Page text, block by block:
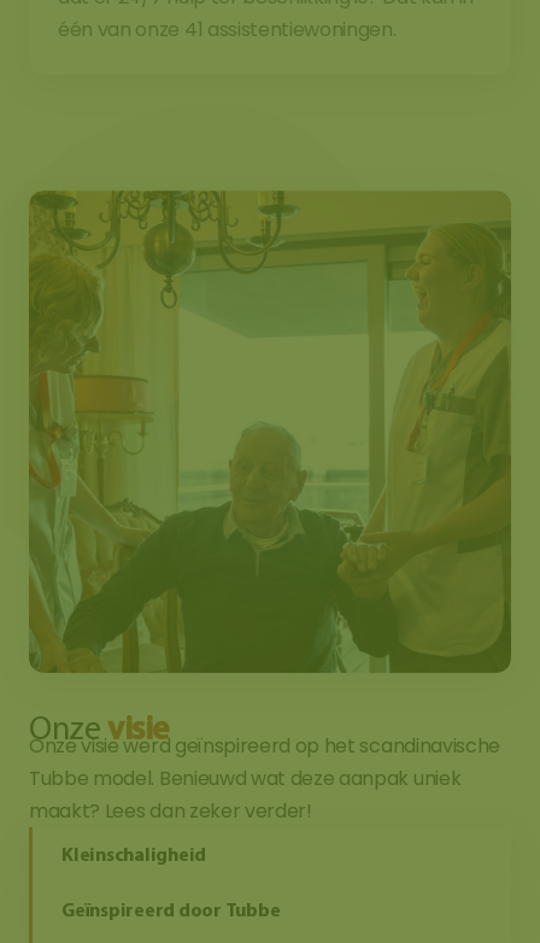
één van onze 41 assistentiewoningen.
Onzevisie
Onze visie werd geïnspireerd op het scandinavische
Tubbe model. Benieuwd wat deze aanpak uniek
maakt? Lees dan zeker verder!
Kleinschaligheid
Geïnspireerd door Tubbe